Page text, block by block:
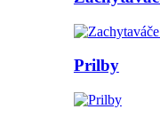
Prilby